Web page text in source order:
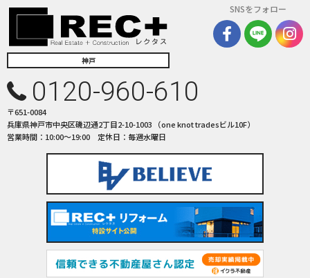
(4) お客さま情報の漏洩、紛失、改ざん等を防止するために必要な 対策を
講じて適切な管理を行います。
(5) 保有するお客さま情報について、お客さま本人からの開示、訂正、削
除、利用停止の依頼を所定の窓口でお受けして、誠意をもって対応いたし
具体的には、以下の内容に従ってお客さま情報の取り扱いをいたします。
３．お客様の情報の利用目的
当社は、不動産についてのサービスをお客さまにご利用いただくにあた
等の機会に、当社が直接あるいは協力会社又は業務委託先等を通じて、お
客さまの個人情報（お客さまの電子メールアドレス、氏名、住所、電話番
号等）を取得いたしますが、これらの個人情報は下記の目的に利用させて
いただきます。
(1) 不動産についてのサービスの提供
(2) 不動産についてのサービスのアフターサービスの提供
(3) 不動産についてのサービスのお知らせ・ＰＲ、調査・データ集積、研
(4) ウェブサイトシステム管理会社（以下「サイト管理会社」といいま
神戸
SNSをフォロー
0120-960-610
〒651-0084
兵庫県神戸市中央区磯辺通2丁目2-10-1003 （one knot tradesビル10F）
営業時間：10:00〜19:00 定休日：毎週水曜日